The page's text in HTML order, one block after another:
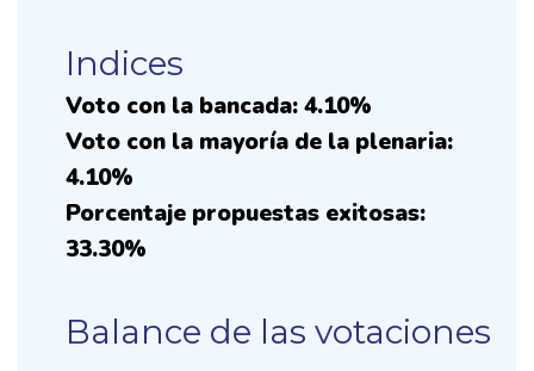
Indices
Voto con la bancada: 4.10%
Voto con la mayoría de la plenaria:
4.10%
Porcentaje propuestas exitosas:
33.30%
Balance de las votaciones